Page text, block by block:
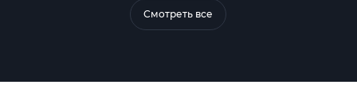
Смотреть все